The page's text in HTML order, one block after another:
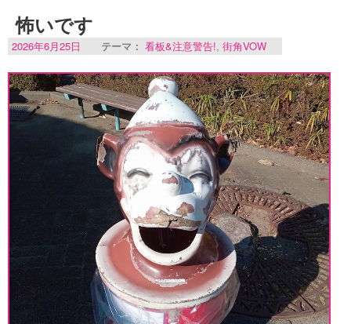
怖いです
2026年6月25日 テーマ： 看板&注意警告!, 街角VOW